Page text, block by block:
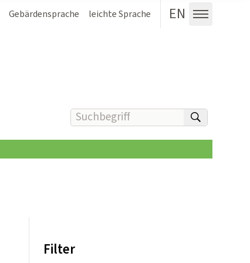
Gebärdensprache leichte Sprache EN
Menü
Suchbegriff(e) eingeben
Filter